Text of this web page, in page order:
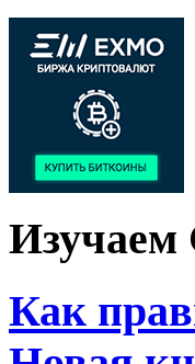
Изучаем
Как